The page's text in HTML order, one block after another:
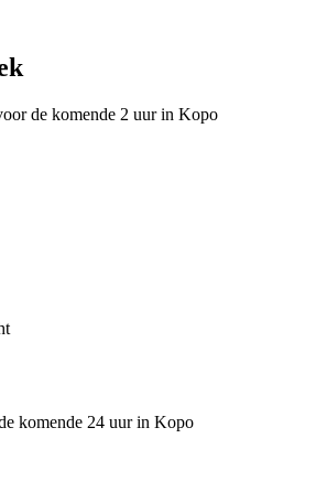
de komende 2 uur in Kopo
komende 24 uur in Kopo